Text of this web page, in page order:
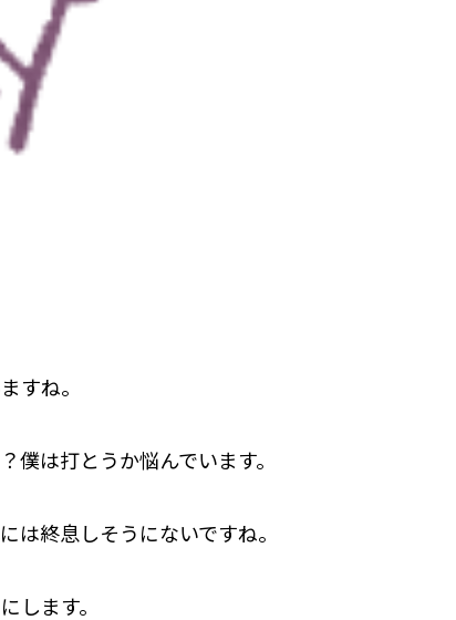
すね。
僕は打とうか悩んでいます。
は終息しそうにないですね。
します。